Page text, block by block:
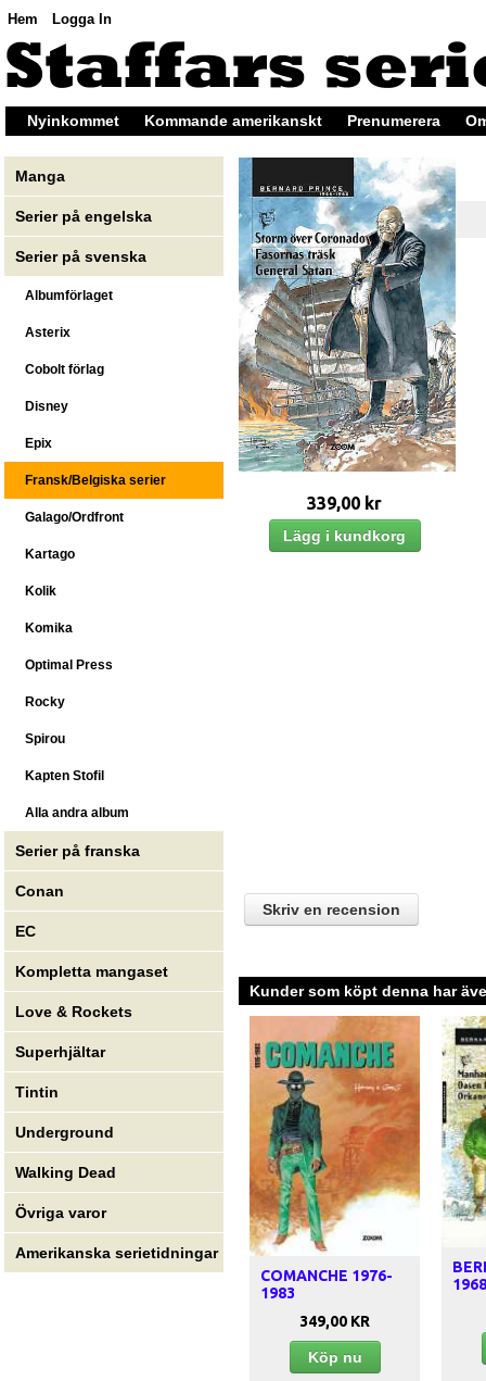
Hem Logga In
Nyinkommet Kommande amerikanskt Prenumerera
Manga
Serier på engelska
Serier på svenska
Albumförlaget
Asterix
Cobolt förlag
Disney
Epix
Fransk/Belgiska serier
Galago/Ordfront
Kartago
Kolik
Komika
Optimal Press
Rocky
Spirou
Kapten Stofil
Alla andra album
Serier på franska
Conan
EC
Kompletta mangaset
Love & Rockets
Superhjältar
Tintin
Underground
Walking Dead
Övriga varor
Amerikanska serietidningar
339,00 kr
Skriv en recension
Kunder som köpt denna har
COMANCHE 1976-
1983
349,00 KR
Köp nu